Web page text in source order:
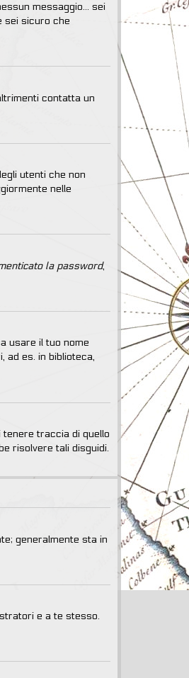
messaggio... sei
sei sicuro che
contatta un
utenti che non
nelle
la password,
usare il tuo nome
ad es. in biblioteca,
tenere traccia di quello
risolvere tali disguidi.
generalmente sta in
e a te stesso.